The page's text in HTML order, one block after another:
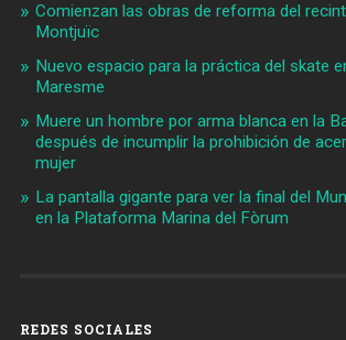
Comienzan las obras de reforma del
Montjuïc
Nuevo espacio para la práctica del skate
Maresme
Muere un hombre por arma blanca en la
después de incumplir la prohibición de
mujer
La pantalla gigante para ver la final del
en la Plataforma Marina del Fòrum
REDES SOCIALES